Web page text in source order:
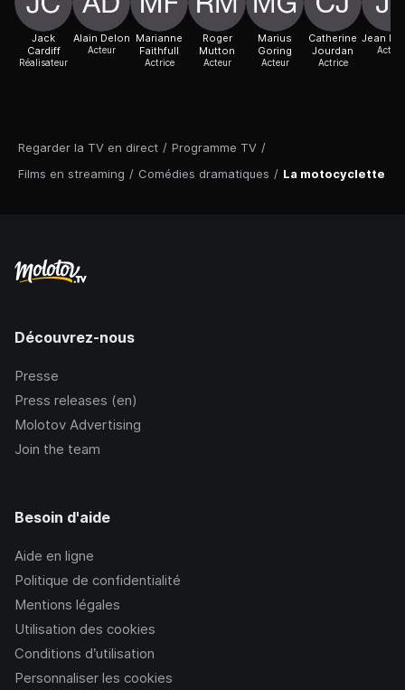
Regarder la TV en direct / Programme TV /
Films en streaming / Comédies dramatiques / La motocyclette
Jack
Cardiff
Réalisateur
Alain Delon
Acteur
Marianne
Faithfull
Actrice
Roger
Mutton
Acteur
Marius
Goring
Acteur
Catherine
Jourdan
Actrice
Jean
Acteur
Découvrez-nous
Presse
Press releases (en)
Molotov Advertising
Join the team
Besoin d'aide
Aide en ligne
Politique de confidentialité
Mentions légales
Utilisation des cookies
Conditions d’utilisation
Personnaliser les cookies